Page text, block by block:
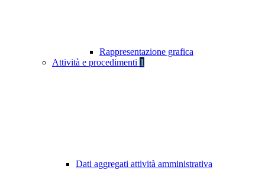
Rappresentazione grafica
Attività e procedimenti 1
Dati aggregati attività amministrativa